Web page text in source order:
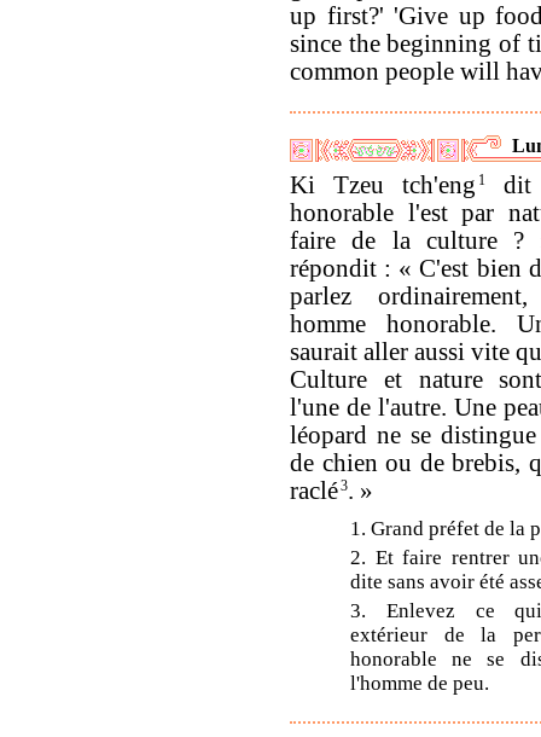
up first?' 'Give up
since the beginning of
common people will
Ki Tzeu tch'eng 1
dit
honorable l'est par
faire de la culture ?
répondit : « C'est bien
parlez
homme honorable.
saurait aller aussi vite
Culture et nature
l'une de l'autre. Une
léopard ne se
de chien ou de brebis,
raclé3. »
1. Grand préfet de la
2. Et faire rentrer
dite sans avoir été
3. Enlevez ce
extérieur de la
honorable ne se
l'homme de peu.